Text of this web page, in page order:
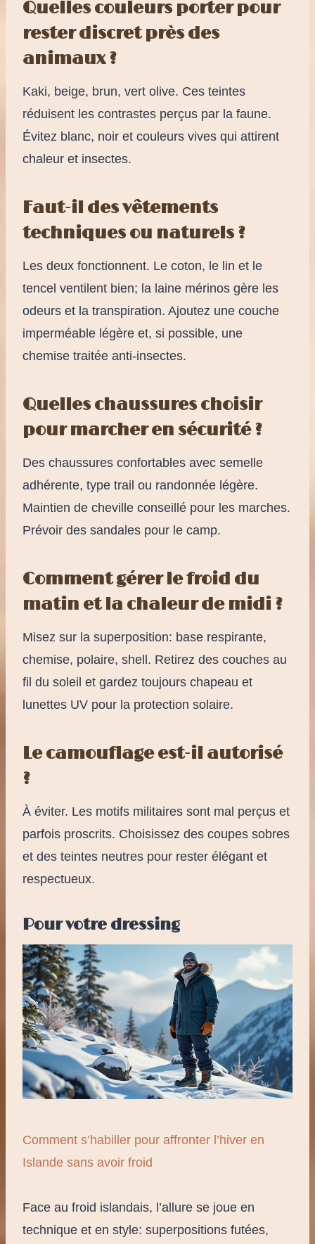
Quelles couleurs porter pour
rester discret près des
animaux ?
Kaki, beige, brun, vert olive. Ces teintes
réduisent les contrastes perçus par la faune.
Évitez blanc, noir et couleurs vives qui attirent
chaleur et insectes.
Faut-il des vêtements
techniques ou naturels ?
Les deux fonctionnent. Le coton, le lin et le
tencel ventilent bien; la laine mérinos gère les
odeurs et la transpiration. Ajoutez une couche
imperméable légère et, si possible, une
chemise traitée anti-insectes.
Quelles chaussures choisir
pour marcher en sécurité ?
Des chaussures confortables avec semelle
adhérente, type trail ou randonnée légère.
Maintien de cheville conseillé pour les marches.
Prévoir des sandales pour le camp.
Comment gérer le froid du
matin et la chaleur de midi ?
Misez sur la superposition: base respirante,
chemise, polaire, shell. Retirez des couches au
fil du soleil et gardez toujours chapeau et
lunettes UV pour la protection solaire.
Le camouflage est-il autorisé
?
À éviter. Les motifs militaires sont mal perçus et
parfois proscrits. Choisissez des coupes sobres
et des teintes neutres pour rester élégant et
respectueux.
Pour votre dressing
Comment s’habiller pour affronter l’hiver en
Islande sans avoir froid
Face au froid islandais, l’allure se joue en
technique et en style: superpositions futées,